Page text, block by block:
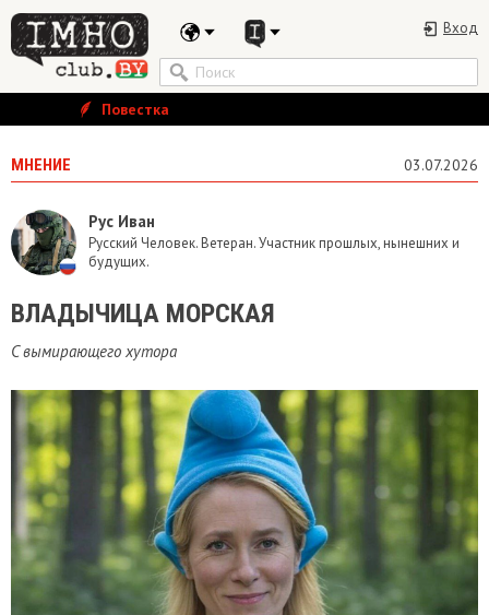
Вход
Повестка
МНЕНИЕ 03.07.2026
Рус Иван
Русский Человек. Ветеран. Участник прошлых, нынешних и
будущих.
ВЛАДЫЧИЦА МОРСКАЯ
C вымирающего хутора